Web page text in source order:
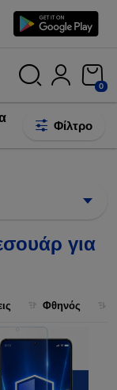
0
Φίλτρο
για
Φθηνός